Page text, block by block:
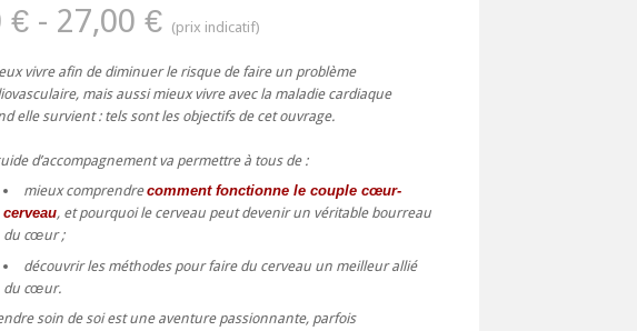
€ - 27,00 €
vivre afin de diminuer le risque de faire un problème
mais aussi mieux vivre avec la maladie cardiaque
elle survient : tels sont les objectifs de cet ouvrage.
d’accompagnement va permettre à tous de :
mieux comprendrecomment fonctionne le couple cœur-
cerveau, et pourquoi le cerveau peut devenir un véritable bourreau
du cœur ;
découvrir les méthodes pour faire du cerveau un meilleur allié
du cœur.
soin de soi est une aventure passionnante, parfois